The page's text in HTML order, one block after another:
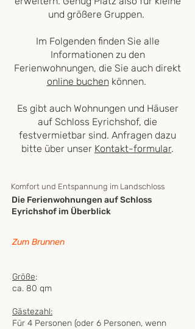
und größere Gruppen.
Im Folgenden finden Sie alle
Informationen zu den
Ferienwohnungen, die Sie auch direkt
online buchenkönnen.
Es gibt auch Wohnungen und Häuser
auf Schloss Eyrichshof, die
festvermietbar sind. Anfragen dazu
bitte über unser Kontakt-formular.
Komfort und Entspannung im Landschloss
Die Ferienwohnungen auf Schloss
Eyrichshof im Überblick
Zum Brunnen
Größe:
ca. 80 qm
Gästezahl:
Für 4 Personen (oder 6 Personen, wenn